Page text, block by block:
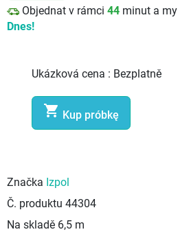
Objednat v rámci 44 minut a
Dnes!
Ukázková cena : Bezplatně
 Kup próbkę
Značka Izpol
Č. produktu 44304
Na skladě 6,5 m